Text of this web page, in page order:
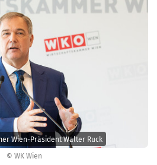
© WK Wien
Wien-Präsident Walter Ruck